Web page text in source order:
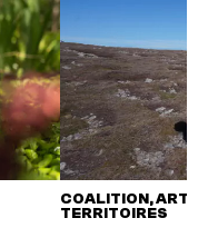
COALITION, ART,
TERRITOIRES